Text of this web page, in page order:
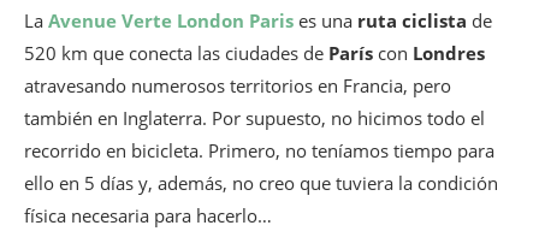
La Avenue Verte London Paris es una ruta ciclista de
520 km que conecta las ciudades de París con Londres
atravesando numerosos territorios en Francia, pero
también en Inglaterra. Por supuesto, no hicimos todo el
recorrido en bicicleta. Primero, no teníamos tiempo para
ello en 5 días y, además, no creo que tuviera la condición
física necesaria para hacerlo…